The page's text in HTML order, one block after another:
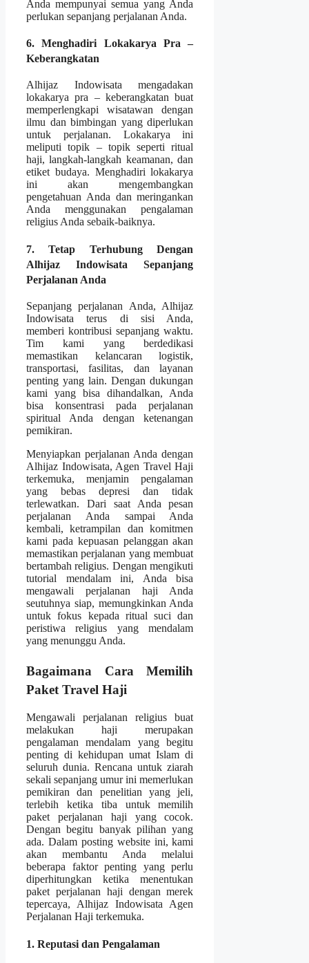
Anda mempunyai semua yang Anda
perlukan sepanjang perjalanan Anda.
6. Menghadiri Lokakarya Pra –
Keberangkatan
Alhijaz Indowisata mengadakan
lokakarya pra – keberangkatan buat
memperlengkapi wisatawan dengan
ilmu dan bimbingan yang diperlukan
untuk perjalanan. Lokakarya ini
meliputi topik – topik seperti ritual
haji, langkah-langkah keamanan, dan
etiket budaya. Menghadiri lokakarya
ini akan mengembangkan
pengetahuan Anda dan meringankan
Anda menggunakan pengalaman
religius Anda sebaik-baiknya.
7. Tetap Terhubung Dengan
Alhijaz Indowisata Sepanjang
Perjalanan Anda
Sepanjang perjalanan Anda, Alhijaz
Indowisata terus di sisi Anda,
memberi kontribusi sepanjang waktu.
Tim kami yang berdedikasi
memastikan kelancaran logistik,
transportasi, fasilitas, dan layanan
penting yang lain. Dengan dukungan
kami yang bisa dihandalkan, Anda
bisa konsentrasi pada perjalanan
spiritual Anda dengan ketenangan
pemikiran.
Menyiapkan perjalanan Anda dengan
Alhijaz Indowisata, Agen Travel Haji
terkemuka, menjamin pengalaman
yang bebas depresi dan tidak
terlewatkan. Dari saat Anda pesan
perjalanan Anda sampai Anda
kembali, ketrampilan dan komitmen
kami pada kepuasan pelanggan akan
memastikan perjalanan yang membuat
bertambah religius. Dengan mengikuti
tutorial mendalam ini, Anda bisa
mengawali perjalanan haji Anda
seutuhnya siap, memungkinkan Anda
untuk fokus kepada ritual suci dan
peristiwa religius yang mendalam
yang menunggu Anda.
Bagaimana Cara Memilih
Paket Travel Haji
Mengawali perjalanan religius buat
melakukan haji merupakan
pengalaman mendalam yang begitu
penting di kehidupan umat Islam di
seluruh dunia. Rencana untuk ziarah
sekali sepanjang umur ini memerlukan
pemikiran dan penelitian yang jeli,
terlebih ketika tiba untuk memilih
paket perjalanan haji yang cocok.
Dengan begitu banyak pilihan yang
ada. Dalam posting website ini, kami
akan membantu Anda melalui
beberapa faktor penting yang perlu
diperhitungkan ketika menentukan
paket perjalanan haji dengan merek
tepercaya, Alhijaz Indowisata Agen
Perjalanan Haji terkemuka.
1. Reputasi dan Pengalaman